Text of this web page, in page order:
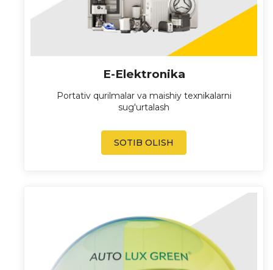
E-Elektronika
Portativ qurilmalar va maishiy texnikalarni
sug'urtalash
SOTIB OLISH